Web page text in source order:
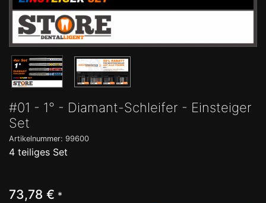
#01 - 1° - Diamant-Schleifer - Einsteiger
Set
Artikelnummer: 99600
4 teiliges Set
73,78 € *